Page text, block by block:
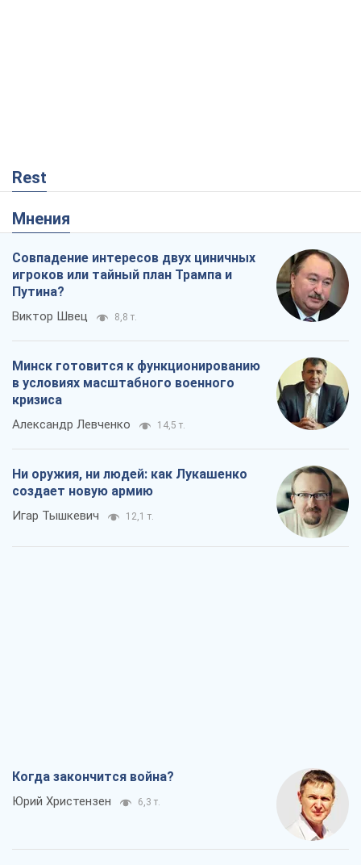
Rest
Мнения
Совпадение интересов двух циничных
игроков или тайный план Трампа и
Путина?
Виктор Швец 8,8 т.
Минск готовится к функционированию
в условиях масштабного военного
кризиса
Александр Левченко 14,5 т.
Ни оружия, ни людей: как Лукашенко
создает новую армию
Игар Тышкевич 12,1 т.
Когда закончится война?
Юрий Христензен 6,3 т.